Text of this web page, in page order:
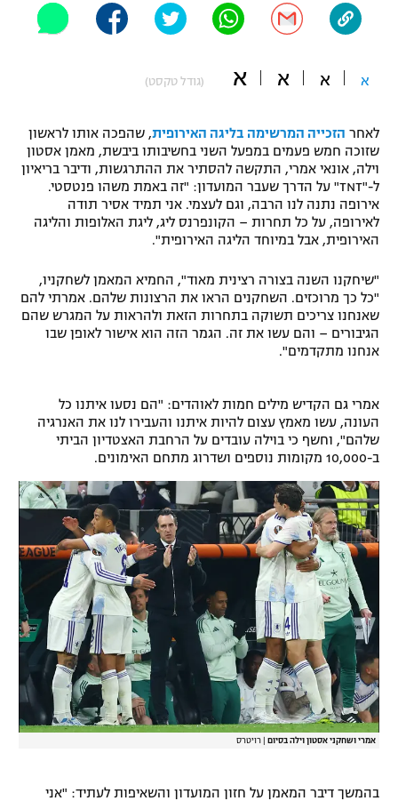
"מחצית בשכונה" – פודקאסט
משתתפים וזוכים בפרסים
תקנון משתתפים וזוכים בפרסים
תקנון עבור פעילות אלקטרה
תקנון עבור פעילות ספורט 1 – "מרלן"
טניס
גיימינג E-Sports
מדיניות פרטיות
רשיון להקרנה פומבית לבית עסק
הצטרפות לחבילת הערוצים
לוח דרושים – ג'ובנט
תגיות
המגזין
אופניים
ספורט מוטורי
פוטבול אמריקאי NFL
בייסבול MLB
ספורט אתגרי ואקסטרים
אומנויות לחימה
גיימינג E-Sports
א א א א (גודל טקסט)
לאחר הזכייה המרשימה בליגה האירופית, שהפכה אותו לראשון
שזוכה חמש פעמים במפעל השני בחשיבותו ביבשת, מאמן אסטון
וילה, אונאי אמרי, התקשה להסתיר את ההתרגשות, ודיבר בריאיון
ל-"TNT" על הדרך שעבר המועדון: "זה באמת משהו פנטסטי.
אירופה נתנה לנו הרבה, וגם לעצמי. אני תמיד אסיר תודה
לאירופה, על כל תחרות – הקונפרנס ליג, ליגת האלופות והליגה
האירופית, אבל במיוחד הליגה האירופית".
"שיחקנו השנה בצורה רצינית מאוד", החמיא המאמן לשחקניו,
"כל כך מרוכזים. השחקנים הראו את הרצונות שלהם. אמרתי להם
שאנחנו צריכים תשוקה בתחרות הזאת ולהראות על המגרש שהם
הגיבורים – והם עשו את זה. הגמר הזה הוא אישור לאופן שבו
אנחנו מתקדמים".
אמרי גם הקדיש מילים חמות לאוהדים: "הם נסעו איתנו כל
העונה, עשו מאמץ עצום להיות איתנו והעבירו לנו את האנרגיה
שלהם", וחשף כי בוילה עובדים על הרחבת האצטדיון הביתי
ב-10,000 מקומות נוספים ושדרוג מתחם האימונים.
אמרי ושחקני אסטון וילה בסיום רויטרס
בהמשך דיבר המאמן על חזון המועדון והשאיפות לעתיד: "אני